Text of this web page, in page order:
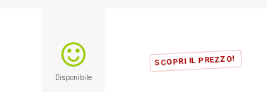
SCOPRI IL PREZZO!
Disponibile